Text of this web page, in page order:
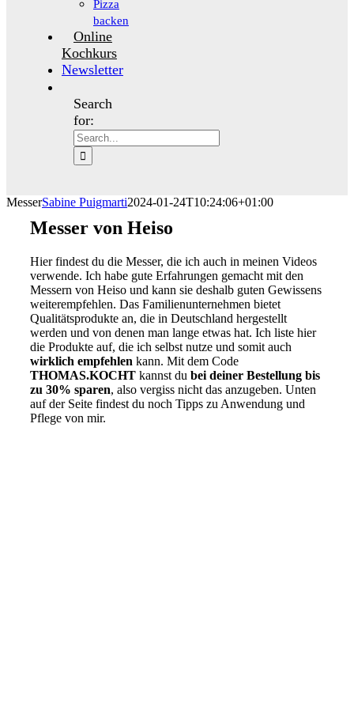
Pizza
backen
Online
Kochkurs
Newsletter
Search
for:
MesserSabine Puigmarti2024-01-24T10:24:06+01:00
Messer von Heiso
Hier findest du die Messer, die ich auch in meinen Videos
verwende. Ich habe gute Erfahrungen gemacht mit den
Messern von Heiso und kann sie deshalb guten Gewissens
weiterempfehlen. Das Familienunternehmen bietet
Qualitätsprodukte an, die in Deutschland hergestellt
werden und von denen man lange etwas hat. Ich liste hier
die Produkte auf, die ich selbst nutze und somit auch
wirklich empfehlen kann. Mit dem Code
THOMAS.KOCHTkannst du bei deiner Bestellung bis
zu 30% sparen, also vergiss nicht das anzugeben. Unten
auf der Seite findest du noch Tipps zu Anwendung und
Pflege von mir.